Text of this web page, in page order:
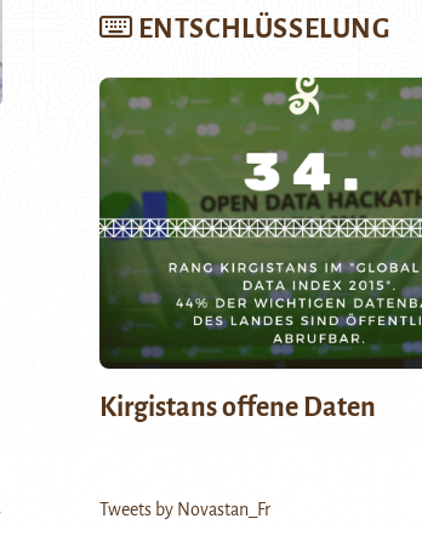
ENTSCHLÜSSELUNG
Kirgistans offene Daten
Tweets by Novastan_Fr